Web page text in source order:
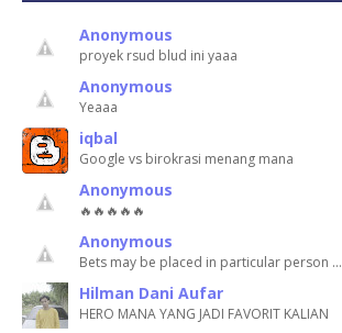
Anonymous
proyek rsud blud ini yaaa
Anonymous
Yeaaa
iqbal
Google vs birokrasi menang mana
Anonymous
🔥🔥🔥🔥🔥
Anonymous
Bets may be placed in particular person …
Hilman Dani Aufar
HERO MANA YANG JADI FAVORIT KALIAN